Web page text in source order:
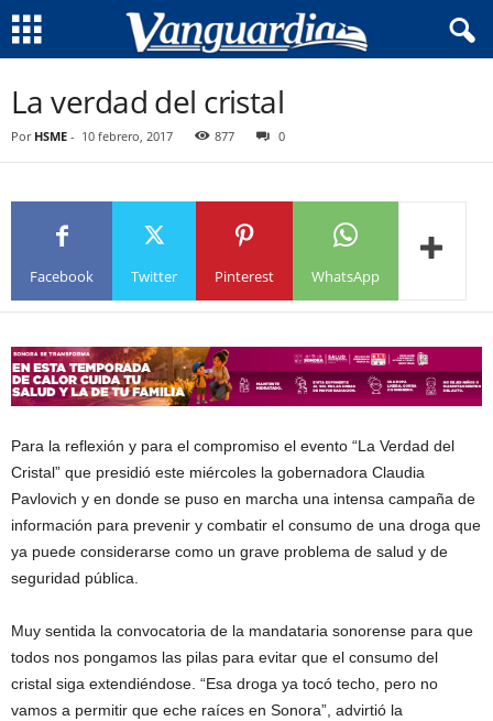
La verdad del cristal
Por HSME - 10 febrero, 2017 877 0
Facebook Twitter Pinterest WhatsApp
Para la reflexión y para el compromiso el evento “La Verdad del
Cristal” que presidió este miércoles la gobernadora Claudia
Pavlovich y en donde se puso en marcha una intensa campaña de
información para prevenir y combatir el consumo de una droga que
ya puede considerarse como un grave problema de salud y de
seguridad pública.
Muy sentida la convocatoria de la mandataria sonorense para que
todos nos pongamos las pilas para evitar que el consumo del
cristal siga extendiéndose. “Esa droga ya tocó techo, pero no
vamos a permitir que eche raíces en Sonora”, advirtió la